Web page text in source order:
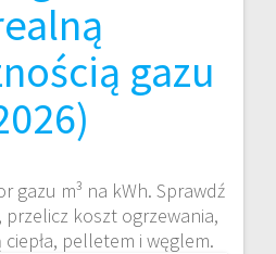
gazu
gazu m³ na kWh. Sprawdź
koszt ogrzewania,
pelletem i węglem.